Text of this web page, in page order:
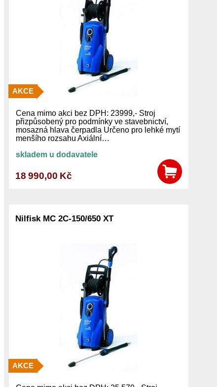
AKCE
Cena mimo akci bez DPH: 23999,- Stroj
přizpůsobený pro podmínky ve stavebnictví,
mosazná hlava čerpadla Určeno pro lehké mytí
menšího rozsahu Axiální…
skladem u dodavatele
18 990,00 Kč
Nilfisk MC 2C-150/650 XT
AKCE